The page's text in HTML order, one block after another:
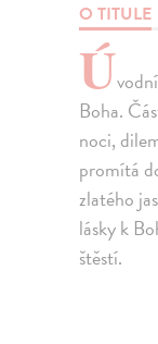
O TITULE
Ú
Boha.
noci,
promítá
zlatého
lásky k
štěstí.